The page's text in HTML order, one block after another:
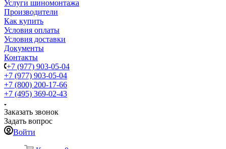
Услуги шиномонтажа
Производители
Как купить
Условия оплаты
Условия доставки
Документы
Контакты
+7 (977) 903-05-04
+7 (977) 903-05-04
+7 (800) 200-17-66
+7 (495) 369-02-43
Заказать звонок
Задать вопрос
Войти